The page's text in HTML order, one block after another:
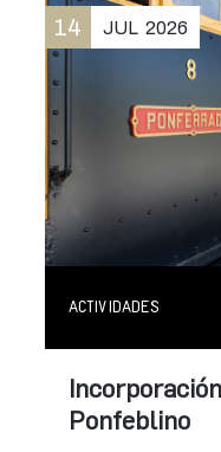
14 JUL 2026
ACTIVIDADES
Ponfeblino